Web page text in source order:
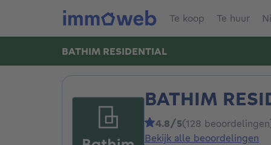
Te koop Te huur
BATHIM RESIDENTIAL
BATHIM
4.8/5(128
Bekijk alle beoordelingen